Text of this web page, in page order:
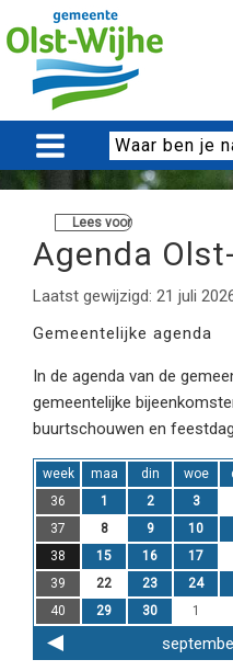
Lees voor
Agenda
Laatst gewijzigd: 21 juli
Gemeentelijke agenda
In de agenda van de
gemeentelijke
buurtschouwen en
week maa din woe
36
1 2 3
37
8 9 10
38
15 16 17
39
22 23 24
40
29 30 1